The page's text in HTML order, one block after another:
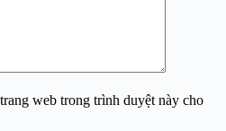
web trong trình duyệt này cho